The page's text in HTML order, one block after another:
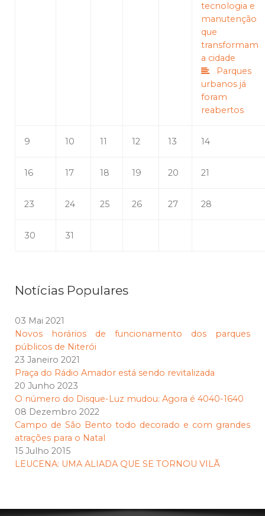
tecnologia e
manutenção
que
transformam
a cidade
Parques
urbanos já
foram
reabertos
9 10 11 12 13 14
16 17 18 19 20 21
23 24 25 26 27 28
30 31
Notícias Populares
03 Mai 2021
Novos horários de funcionamento dos parques
públicos de Niterói
23 Janeiro 2021
Praça do Rádio Amador está sendo revitalizada
20 Junho 2023
O número do Disque-Luz mudou: Agora é 4040-1640
08 Dezembro 2022
Campo de São Bento todo decorado e com grandes
atrações para o Natal
15 Julho 2015
LEUCENA: UMA ALIADA QUE SE TORNOU VILÃ